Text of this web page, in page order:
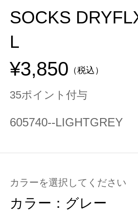
SOCKS
L
¥3,850 （税込）
35ポイント付与
605740--LIGHTGREY
カラーを選択してください
カラー： グレー